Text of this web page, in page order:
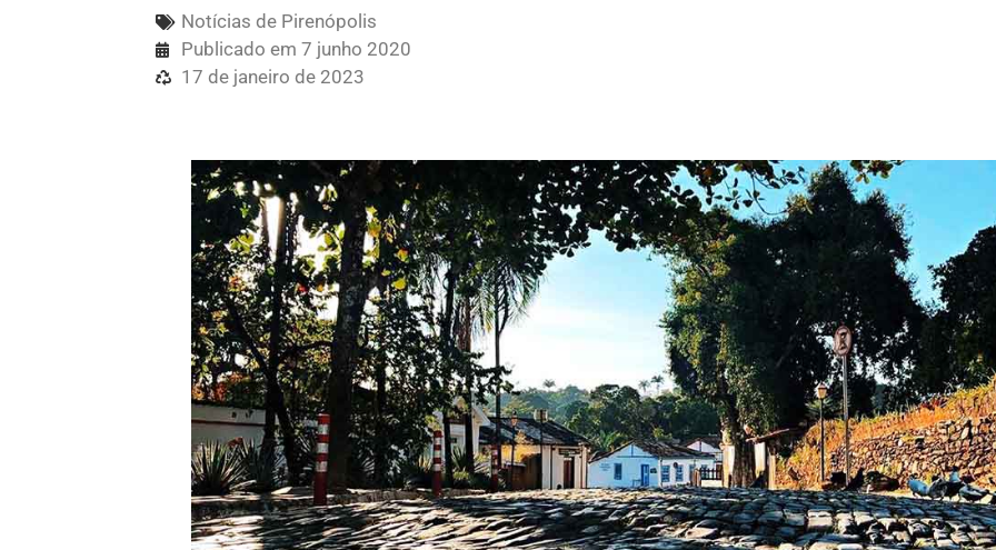
Notícias de Pirenópolis
Publicado em 7 junho 2020
17 de janeiro de 2023